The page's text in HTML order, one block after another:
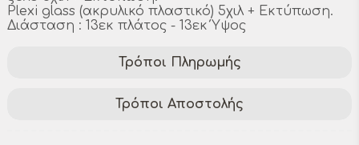
Plexi glass (ακρυλικό πλαστικό) 5χιλ + Εκτύπωση.
Διάσταση : 13εκ πλάτος - 13εκ Ύψος
Τρόποι Πληρωμής
Τρόποι Αποστολής